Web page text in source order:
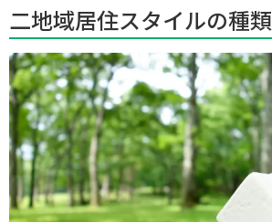
二地域居住スタイルの種類